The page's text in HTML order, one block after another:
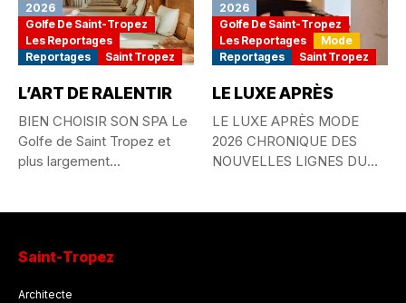
2026
Golfe De Saint-Tropez
Les Reportages
Reportages
Saint Tropez
L’ART DE RALENTIR
BIEN CHOISIR SON SPA Le
Golfe de Saint Tropez et
plus largement...
2026
Golfe De Saint-Tropez
Les Reportages
Mode
Reportages
Saint Tropez
LE LUXE APRÈS
LE LUXE APRÈS MODE
2026 CHRONIQUE DES
NOUVELLES LIGNES DU
Saint-Tropez
Architecte